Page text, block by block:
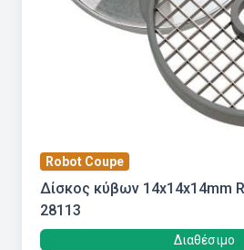
Robot Coupe
Δίσκος κύβων 14x14x14mm
28113
Διαθέσιμο